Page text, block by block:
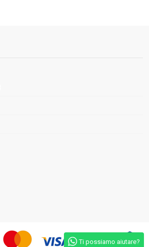
Ti possiamo aiutare?